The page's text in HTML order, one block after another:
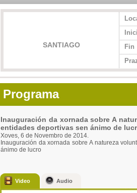
SANTIAGO
Fin
Programa
Inauguración da xornada sobre A
entidades deportivas sen ánimo de
Xoves, 6 de Novembro de 2014.
Inauguración da xornada sobre A natureza
ánimo de lucro
Video Audio